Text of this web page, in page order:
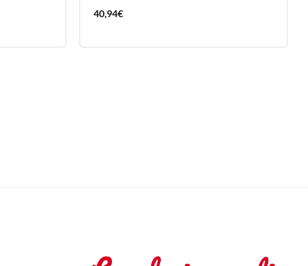
40,94€